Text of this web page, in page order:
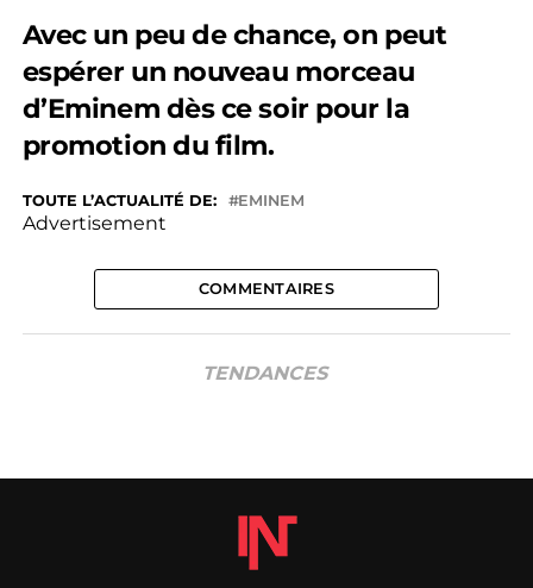
Avec un peu de chance, on peut
espérer un nouveau morceau
d’Eminem dès ce soir pour la
promotion du film.
TOUTE L’ACTUALITÉ DE: EMINEM
Advertisement
COMMENTAIRES
TENDANCES